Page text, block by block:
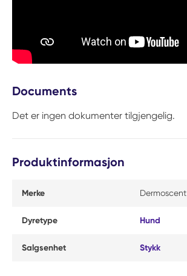
Documents
Det er ingen dokumenter tilgjengelig.
Produktinformasjon
Merke Dermoscent
Dyretype Hund
Salgsenhet Stykk